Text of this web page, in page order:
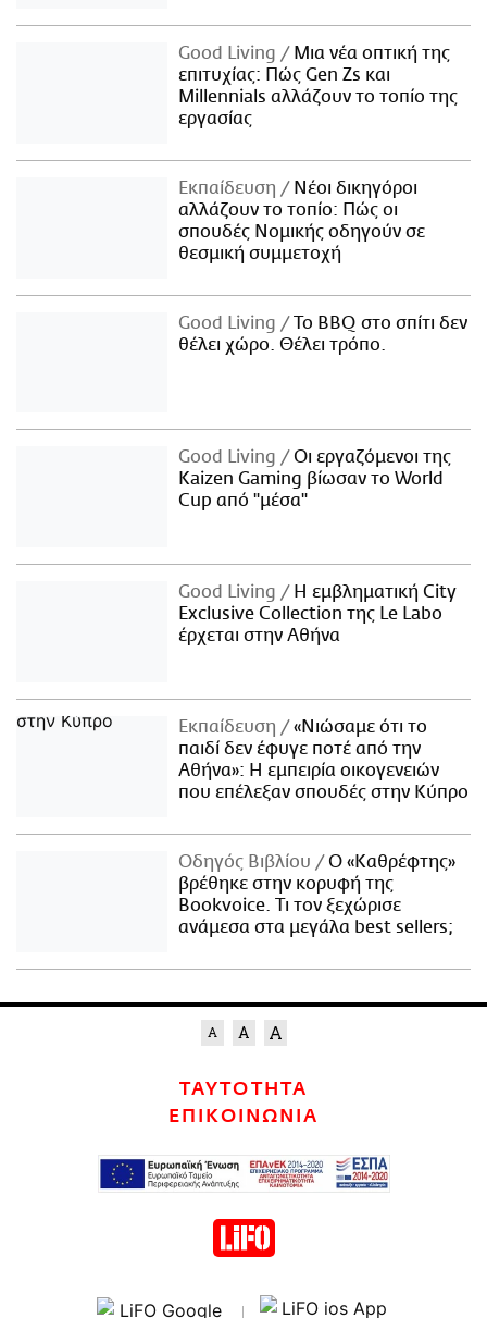
Good Living
Μια νέα οπτική της
επιτυχίας: Πώς Gen Zs και
Millennials αλλάζουν το τοπίο της
εργασίας
Εκπαίδευση
Νέοι δικηγόροι
αλλάζουν το τοπίο: Πώς οι
σπουδές Νομικής οδηγούν σε
θεσμική συμμετοχή
Good Living
Το BBQ στο σπίτι δεν
θέλει χώρο. Θέλει τρόπο.
Good Living
Οι εργαζόμενοι της
Kaizen Gaming βίωσαν το World
Cup από "μέσα"
Good Living
Η εμβληματική City
Exclusive Collection της Le Labo
έρχεται στην Αθήνα
Εκπαίδευση
«Νιώσαμε ότι το
παιδί δεν έφυγε ποτέ από την
Αθήνα»: Η εμπειρία οικογενειών
που επέλεξαν σπουδές στην Κύπρο
Οδηγός Βιβλίου
Ο «Καθρέφτης»
βρέθηκε στην κορυφή της
Bookvoice. Τι τον ξεχώρισε
ανάμεσα στα μεγάλα best sellers;
ΤΑΥΤΟΤΗΤΑ
ΕΠΙΚΟΙΝΩΝΙΑ